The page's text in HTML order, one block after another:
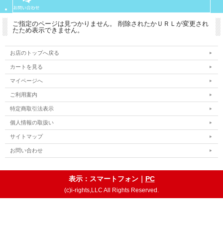
ご指定のページは見つかりません。 削除されたかＵＲＬが変更され
たため表示できません。
お店のトップへ戻る
カートを見る
マイページへ
ご利用案内
特定商取引法表示
個人情報の取扱い
サイトマップ
お問い合わせ
表示：スマートフォン｜ PC
(c)i-rights,LLC All Rights Reserved.